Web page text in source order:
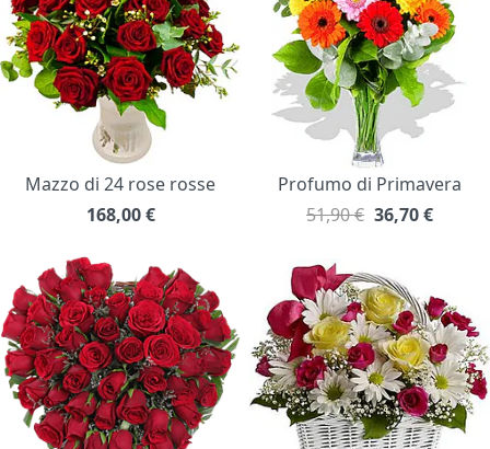
Mazzo di 24 rose rosse
168,00 €
Profumo di Primavera
51,90 € 36,70€